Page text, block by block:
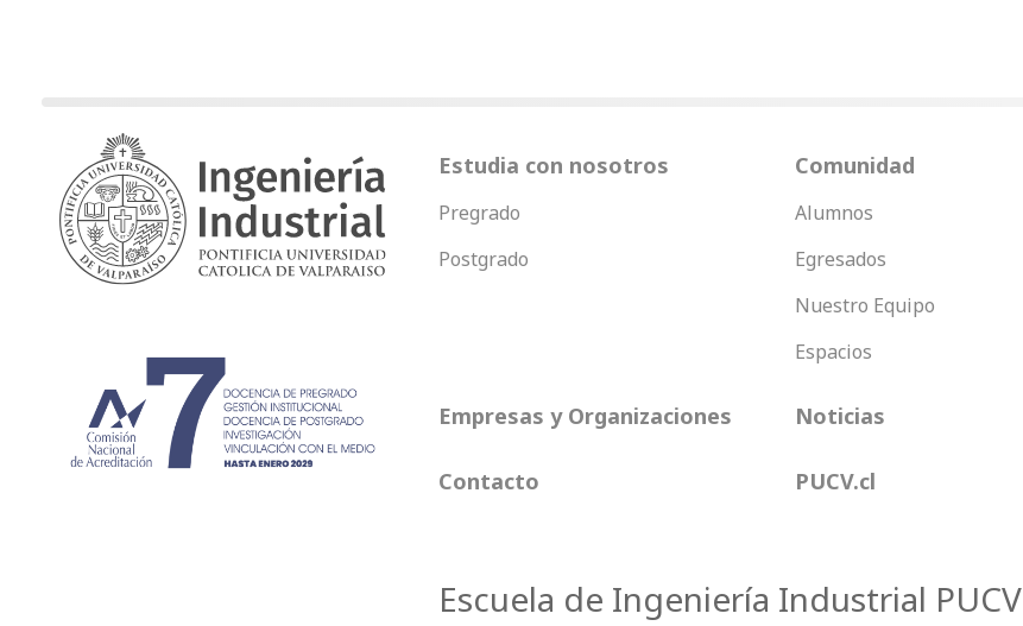
Estudia con nosotros
Pregrado
Postgrado
Comunidad
Alumnos
Egresados
Nuestro Equipo
Espacios
Empresas y Organizaciones Noticias
Contacto PUCV.cl
Escuela de Ingeniería Industrial PUCV